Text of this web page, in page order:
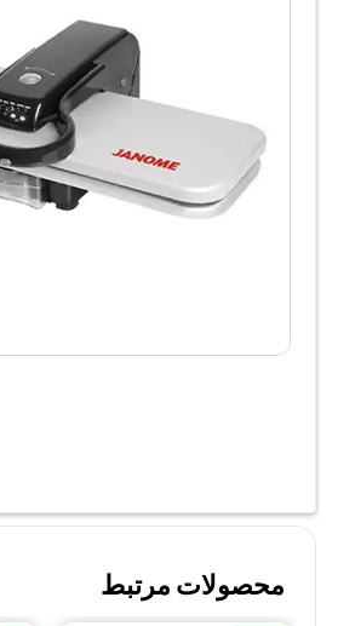
محصولات مرتبط